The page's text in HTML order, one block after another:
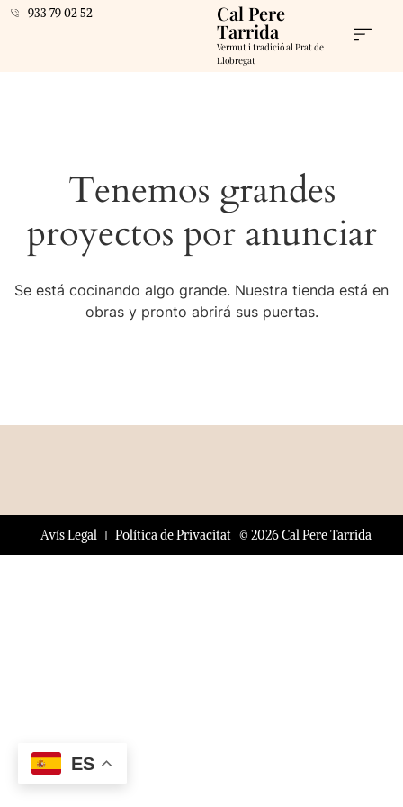
933 79 02 52 Cal Pere
Tarrida
Vermut i tradició al Prat de
Llobregat
Tenemos grandes
proyectos por anunciar
Se está cocinando algo grande. Nuestra tienda está en
obras y pronto abrirá sus puertas.
© 2026 Cal Pere Tarrida
Avís Legal Política de Privacitat
ES